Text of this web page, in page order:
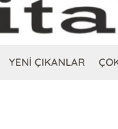
YENİ ÇIKANLAR